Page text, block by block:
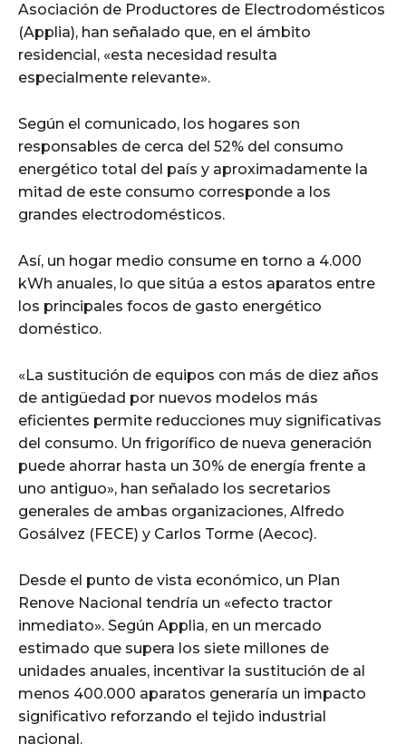
Asociación de Productores de Electrodomésticos
(Applia), han señalado que, en el ámbito
residencial, «esta necesidad resulta
especialmente relevante».
Según el comunicado, los hogares son
responsables de cerca del 52% del consumo
energético total del país y aproximadamente la
mitad de este consumo corresponde a los
grandes electrodomésticos.
Así, un hogar medio consume en torno a 4.000
kWh anuales, lo que sitúa a estos aparatos entre
los principales focos de gasto energético
doméstico.
«La sustitución de equipos con más de diez años
de antigüedad por nuevos modelos más
eficientes permite reducciones muy significativas
del consumo. Un frigorífico de nueva generación
puede ahorrar hasta un 30% de energía frente a
uno antiguo», han señalado los secretarios
generales de ambas organizaciones, Alfredo
Gosálvez (FECE) y Carlos Torme (Aecoc).
Desde el punto de vista económico, un Plan
Renove Nacional tendría un «efecto tractor
inmediato». Según Applia, en un mercado
estimado que supera los siete millones de
unidades anuales, incentivar la sustitución de al
menos 400.000 aparatos generaría un impacto
significativo reforzando el tejido industrial
nacional.